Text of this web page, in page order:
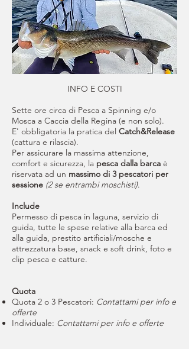
INFO E COSTI
Sette ore circa di Pesca a Spinning e/o
Mosca a Caccia della Regina (e non solo).
E' obbligatoria la pratica del Catch&Release
(cattura e rilascia).
​Per assicurare la massima attenzione,
comfort e sicurezza, la pesca dalla barca è
riservata ad un massimo di 3pescatori per
sessione (2 se entrambi moschisti).
Include
Permesso di pesca in laguna, servizio di
guida, tutte le spese relative alla barca ed
alla guida, prestito artificiali/mosche e
attrezzatura base, snack e soft drink, foto e
clip pesca e catture.
Quota
Quota 2 o 3 Pescatori: Contattami per info e
offerte
Individuale: Contattami per info e offerte